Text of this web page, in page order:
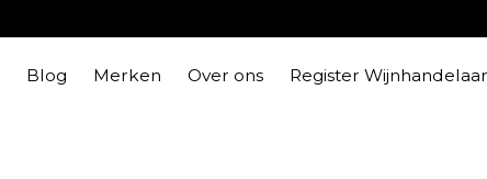
Blog Merken Over ons Register Wijnhandelaar